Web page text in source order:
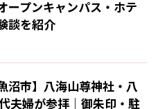
ープンキャンパス・ホテ
談を紹介
沼市】八海山尊神社・八
夫婦が参拝｜御朱印・駐